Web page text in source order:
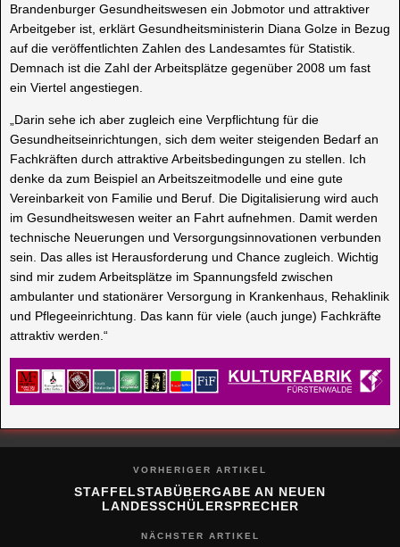
Brandenburger Gesundheitswesen ein Jobmotor und attraktiver
Arbeitgeber ist, erklärt Gesundheitsministerin Diana Golze in Bezug
auf die veröffentlichten Zahlen des Landesamtes für Statistik.
Demnach ist die Zahl der Arbeitsplätze gegenüber 2008 um fast
ein Viertel angestiegen.
„Darin sehe ich aber zugleich eine Verpflichtung für die
Gesundheitseinrichtungen, sich dem weiter steigenden Bedarf an
Fachkräften durch attraktive Arbeitsbedingungen zu stellen. Ich
denke da zum Beispiel an Arbeitszeitmodelle und eine gute
Vereinbarkeit von Familie und Beruf. Die Digitalisierung wird auch
im Gesundheitswesen weiter an Fahrt aufnehmen. Damit werden
technische Neuerungen und Versorgungsinnovationen verbunden
sein. Das alles ist Herausforderung und Chance zugleich. Wichtig
sind mir zudem Arbeitsplätze im Spannungsfeld zwischen
ambulanter und stationärer Versorgung in Krankenhaus, Rehaklinik
und Pflegeeinrichtung. Das kann für viele (auch junge) Fachkräfte
attraktiv werden.“
VORHERIGER ARTIKEL
STAFFELSTABÜBERGABE AN NEUEN
LANDESSCHÜLERSPRECHER
NÄCHSTER ARTIKEL